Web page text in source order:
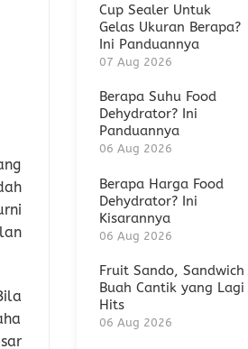
Cup Sealer Untuk
Gelas Ukuran Berapa?
Ini Panduannya
07 Aug 2026
Berapa Suhu Food
Dehydrator? Ini
Panduannya
06 Aug 2026
Berapa Harga Food
Dehydrator? Ini
Kisarannya
06 Aug 2026
Fruit Sando, Sandwich
Buah Cantik yang Lagi
Hits
06 Aug 2026